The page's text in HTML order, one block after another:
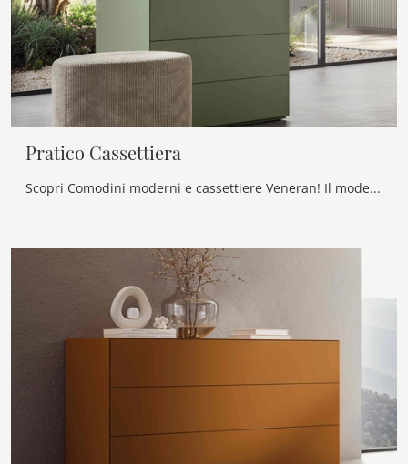
Pratico Cassettiera
Scopri Comodini moderni e cassettiere Veneran! Il modello Pratico Cassettiera costruito in laccato opaco è l'acquisto perfetto.